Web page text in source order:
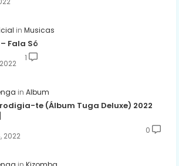
Musicas
Fala Só
1
Album
te (Álbum Tuga Deluxe) 2022
2022
0